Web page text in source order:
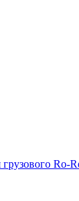
грузового Ro-